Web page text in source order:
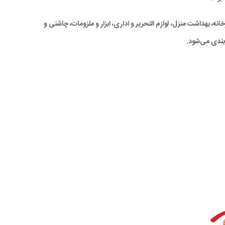
بهداشت منزل، لوازم التحریر و اداری، ابزار و ملزومات، چاشنی و
می‌شود.